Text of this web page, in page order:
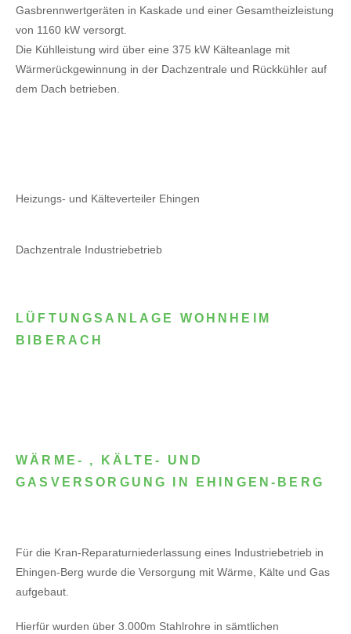
Gasbrennwertgeräten in Kaskade und einer Gesamtheizleistung
von 1160 kW versorgt.
Die Kühlleistung wird über eine 375 kW Kälteanlage mit
Wärmerückgewinnung in der Dachzentrale und Rückkühler auf
dem Dach betrieben.
Heizungs- und Kälteverteiler Ehingen
Dachzentrale Industriebetrieb
LÜFTUNGSANLAGE WOHNHEIM
BIBERACH
WÄRME- , KÄLTE- UND
GASVERSORGUNG IN EHINGEN-BERG
Für die Kran-Reparaturniederlassung eines Industriebetrieb in
Ehingen-Berg wurde die Versorgung mit Wärme, Kälte und Gas
aufgebaut.
Hierfür wurden über 3.000m Stahlrohre in sämtlichen